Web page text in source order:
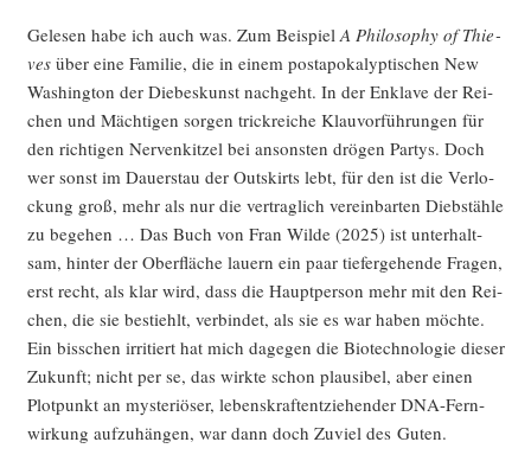
Gele­sen habe ich auch was. Zum Bei­spiel A Phi­lo­so­phy of Thie­
vesüber eine Fami­lie, die in einem post­apo­ka­lyp­ti­schen New
Washing­ton der Die­bes­kunst nach­geht. In der Enkla­ve der Rei­
chen und Mäch­ti­gen sor­gen trick­rei­che Klau­vor­füh­run­gen für
den rich­ti­gen Ner­ven­kit­zel bei ansons­ten drö­gen Par­tys. Doch
wer sonst im Dau­er­stau der Out­skirts lebt, für den ist die Ver­lo­
ckung groß, mehr als nur die ver­trag­lich ver­ein­bar­ten Dieb­stäh­le
zu bege­hen … Das Buch von Fran Wil­de (2025) ist unter­halt­
sam, hin­ter der Ober­flä­che lau­ern ein paar tie­fer­ge­hen­de Fra­gen,
erst recht, als klar wird, dass die Haupt­per­son mehr mit den Rei­
chen, die sie bestiehlt, ver­bin­det, als sie es war haben möch­te.
Ein biss­chen irri­tiert hat mich dage­gen die Bio­tech­no­lo­gie die­ser
Zukunft; nicht per se, das wirk­te schon plau­si­bel, aber einen
Plot­punkt an mys­te­riö­ser, lebens­kraft­ent­zie­hen­der DNA-Fern­
wir­kung auf­zu­hän­gen, war dann doch Zuviel des Guten.